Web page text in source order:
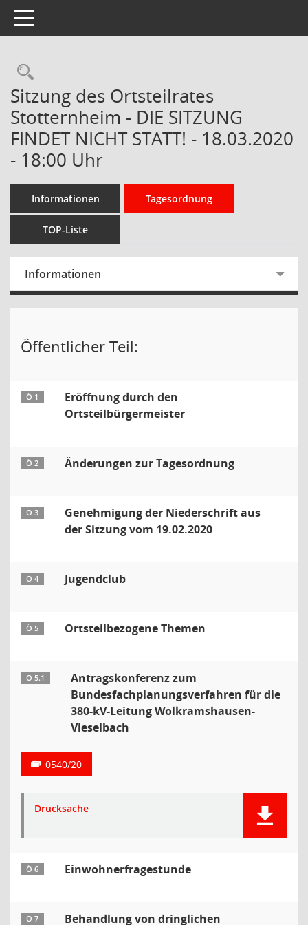
Toggle navigation
Rechercheauswahl
Sitzung des Ortsteilrates
Stotternheim - DIE SITZUNG
FINDET NICHT STATT! - 18.03.2020
- 18:00 Uhr
Informationen Tagesordnung
TOP-Liste
Informationen
Öffentlicher Teil:
Ö 1
Eröffnung durch den
Ortsteilbürgermeister
Ö 2 Änderungen zur Tagesordnung
Ö 3
Genehmigung der Niederschrift aus
der Sitzung vom 19.02.2020
Ö 4 Jugendclub
Ö 5 Ortsteilbezogene Themen
Ö 5.1
Antragskonferenz zum
Bundesfachplanungsverfahren für die
380-kV-Leitung Wolkramshausen-
Vieselbach
0540/20
Drucksache
Ö 6 Einwohnerfragestunde
Ö 7 Behandlung von dringlichen